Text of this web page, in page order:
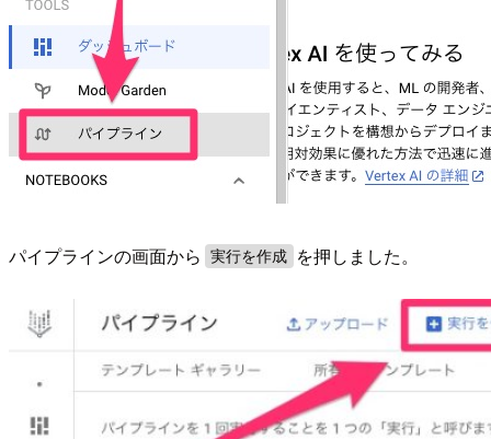
パイプラインの画面から 実行を作成 を押しました。